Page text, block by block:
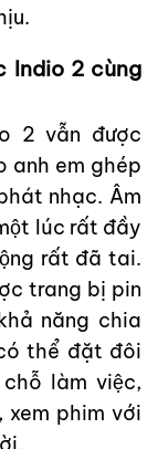
Indio 2 cùng
2 vẫn được
anh em ghép
nhạc. Âm
lúc rất đầy
rất đã tai.
trang bị pin
năng chia
thể đặt đôi
làm việc,
xem phim với